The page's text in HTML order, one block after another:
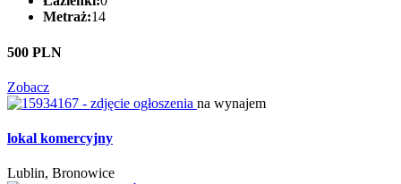
Metraż:14
500 PLN
Zobacz
na wynajem
lokal komercyjny
Lublin, Bronowice